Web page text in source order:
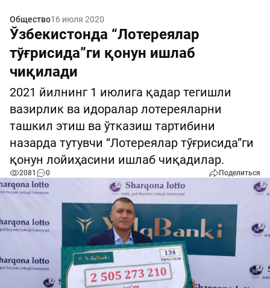
Общество16 июля 2020
Ўзбекистонда “Лотереялар
тўғрисида”ги қонун ишлаб
чиқилади
2021 йилнинг 1 июлига қадар тегишли
вазирлик ва идоралар лотереяларни
ташкил этиш ва ўтказиш тартибини
назарда тутувчи “Лотереялар тўғрисида”ги
қонун лойиҳасини ишлаб чиқадилар.
2081 0 Поделиться